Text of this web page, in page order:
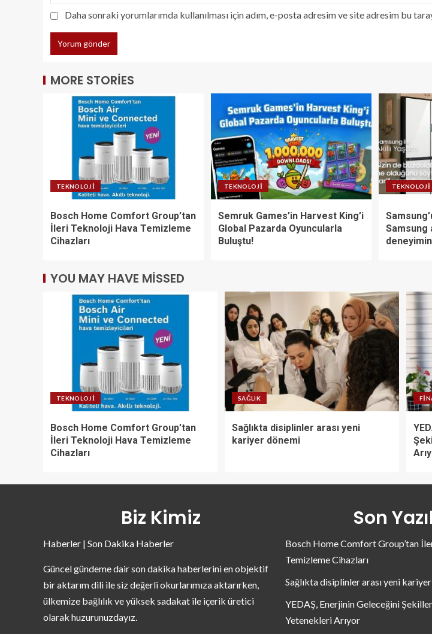
Daha sonraki yorumlarımda kullanılması için adım, e-posta adresim ve site adresim bu
MORE STORIES
TEKNOLOJI
Bosch Home Comfort Group’tan
İleri Teknoloji Hava Temizleme
Cihazları
TEKNOLOJI
Semruk Games’in Harvest King’i
Global Pazarda Oyuncularla
Buluştu!
TEKNOLOJI
Samsung
YOU MAY HAVE MISSED
TEKNOLOJI
Bosch Home Comfort Group’tan
İleri Teknoloji Hava Temizleme
Cihazları
SAĞLIK
Sağlıkta disiplinler arası yeni
kariyer dönemi
Biz Kimiz
Haberler | Son Dakika Haberler
Güncel gündeme dair son dakika haberlerini en objektif
bir aktarım dili ile siz değerli okurlarımıza aktarırken,
ülkemize bağlılık ve yüksek sadakat ile içerik üretici
olarak huzurunuzdayız.
Son
Bosch Home Comfort Group’tan
Temizleme Cihazları
Sağlıkta disiplinler arası yeni
YEDAŞ, Enerjinin Geleceğini
Yetenekleri Arıyor